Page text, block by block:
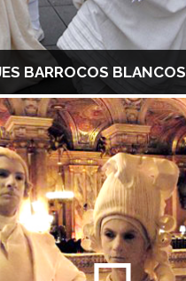
BARROCOS BLANCOS